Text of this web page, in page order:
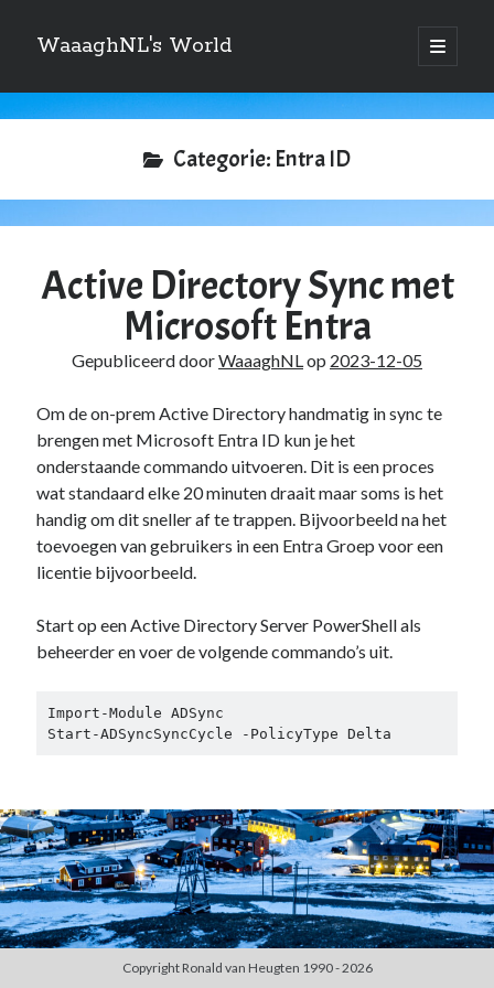
WaaaghNL's World
open
primair
Zijbalk
Zoeken
Over mij
Mauris imperdiet, urna mi, gravida sod ales. [tooltip hint=”Donec nisl ac
vestibulum id.
Categories
Duiken(7)
Games(1)
Tech(39)
3D Printen(2)
Chrome(1)
Drive(1)
HomeLab(1)
HP(1)
Microsoft(15)
Active Directory(3)
Edge(1)
Entra ID(1)
Intune(1)
Outlook(1)
(1)
Categorie: Entra ID
Active Directory Sync met
Microsoft Entra
Gepubliceerd doorWaaaghNLop 2023-12-05
Om de on-prem Active Directory handmatig in sync te
brengen met Microsoft Entra ID kun je het
onderstaande commando uitvoeren. Dit is een proces
wat standaard elke 20 minuten draait maar soms is het
handig om dit sneller af te trappen. Bijvoorbeeld na het
toevoegen van gebruikers in een Entra Groep voor een
licentie bijvoorbeeld.
Start op een Active Directory Server PowerShell als
beheerder en voer de volgende commando’s uit.
Import-Module ADSync
Start-ADSyncSyncCycle -PolicyType Delta
Copyright Ronald van Heugten 1990 - 2026